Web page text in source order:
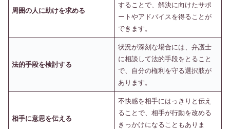
周囲の人に助けを求める
することで、解決に向けたサポ
ートやアドバイスを得ることが
できます。
法的手段を検討する
状況が深刻な場合には、弁護士
に相談して法的手段をとること
で、自分の権利を守る選択肢が
あります。
相手に意思を伝える
不快感を相手にはっきりと伝え
ることで、相手が行動を改める
きっかけになることもありま